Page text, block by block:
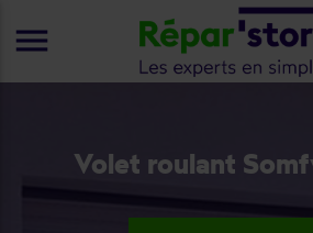
Volet roulant
menu